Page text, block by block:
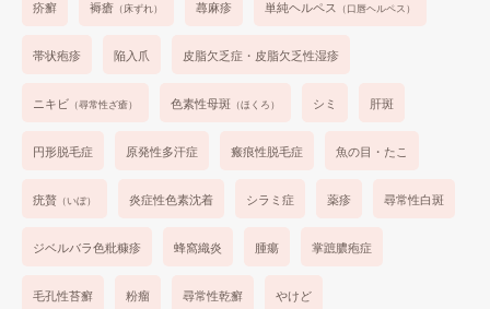
疥癬 褥瘡 （床ずれ） 蕁麻疹 単純ヘルペス （口唇ヘルペス）
帯状疱疹 陥入爪 皮脂欠乏症・皮脂欠乏性湿疹
ニキビ （尋常性ざ瘡） 色素性母斑 （ほくろ） シミ 肝斑
円形脱毛症 原発性多汗症 瘢痕性脱毛症 魚の目・たこ
疣贅 （いぼ） 炎症性色素沈着 シラミ症 薬疹 尋常性白斑
ジベルバラ色粃糠疹 蜂窩織炎 腫瘍 掌蹠膿疱症
毛孔性苔癬 粉瘤 尋常性乾癬 やけど